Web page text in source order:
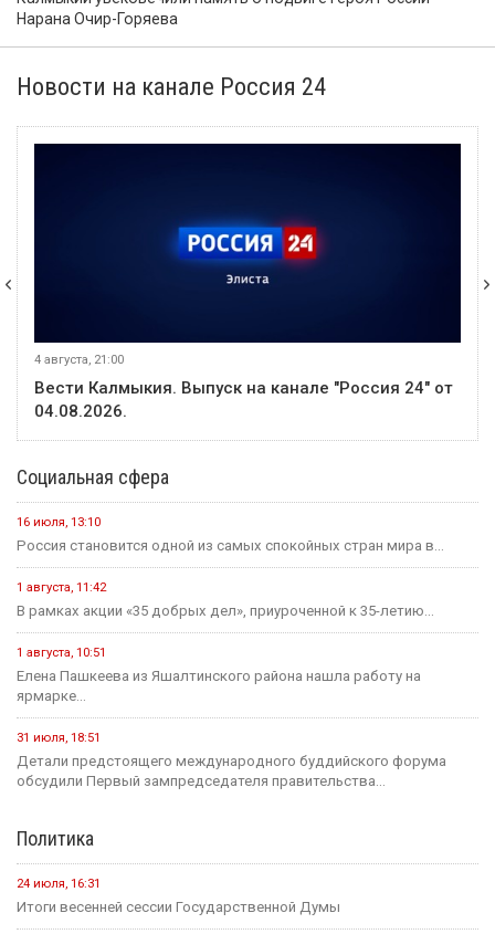
Нарана Очир-Горяева
Новости на канале Россия 24
4 августа, 21:00
Вести Калмыкия. Выпуск на канале "Россия 24" от
04.08.2026.
Социальная сфера
16 июля, 13:10
Россия становится одной из самых спокойных стран мира в...
1 августа, 11:42
В рамках акции «35 добрых дел», приуроченной к 35-летию...
1 августа, 10:51
Елена Пашкеева из Яшалтинского района нашла работу на
ярмарке...
31 июля, 18:51
Детали предстоящего международного буддийского форума
обсудили Первый зампредседателя правительства...
Политика
24 июля, 16:31
Итоги весенней сессии Государственной Думы